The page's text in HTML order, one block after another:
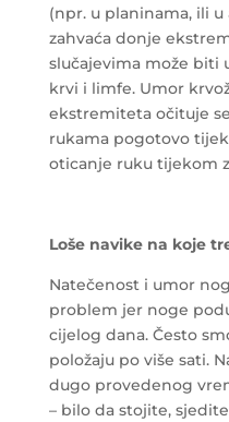
(npr. u planinama, ili
zahvaća donje
slučajevima može biti
krvi i limfe. Umor
ekstremiteta očituje
rukama pogotovo
oticanje ruku tijekom
Loše navike na koje
Natečenost i umor
problem jer noge
cijelog dana. Često
položaju po više sati.
dugo provedenog
– bilo da stojite,